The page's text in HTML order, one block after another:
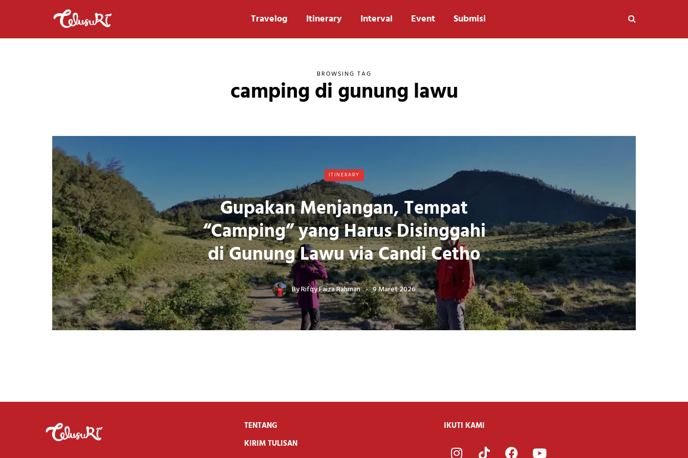
Travelog Itinerary Interval Event Submisi
BROWSING TAG
camping di gunung lawu
ITINERARY
Gupakan Menjangan, Tempat
“Camping” yang Harus Disinggahi
di Gunung Lawu via Candi Cetho
ByRifqy Faiza Rahman 9 Maret 2026
TENTANG
KIRIM TULISAN
IKUTI KAMI